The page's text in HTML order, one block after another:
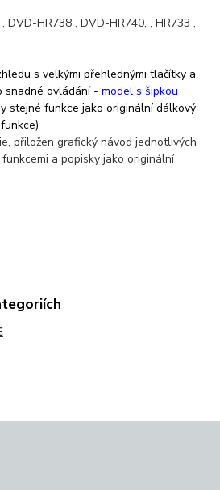
HR738 , DVD-HR740, , HR733 ,
s velkými přehlednými tlačítky a
snadné ovládání -model s šipkou
stejné funkce jako originální dálkový
přiložen grafický návod jednotlivých
a popisky jako originální